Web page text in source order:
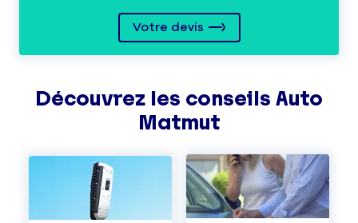
Votre devis
Découvrez les conseils Auto
Matmut